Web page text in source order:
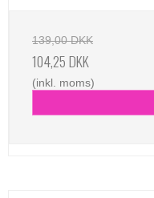
139,00 DKK
104,25 DKK
(inkl. moms)